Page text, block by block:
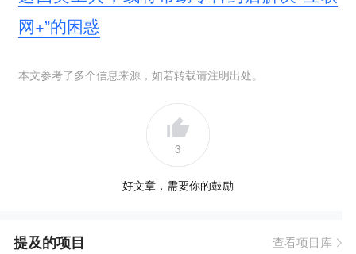
网+”的困惑
本文参考了多个信息来源，如若转载请注明出处。
3
好文章，需要你的鼓励
提及的项目 查看项目库